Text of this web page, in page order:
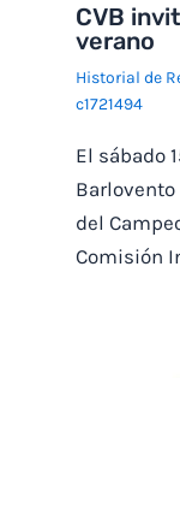
CVB
verano
Historial de
c1721494
El sábado
del
Comisión